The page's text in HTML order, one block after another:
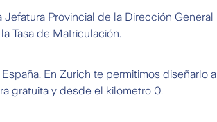
Provincial de la Dirección General
Tasa de Matriculación.
En Zurich te permitimos diseñarlo a
gratuita y desde el kilometro 0.